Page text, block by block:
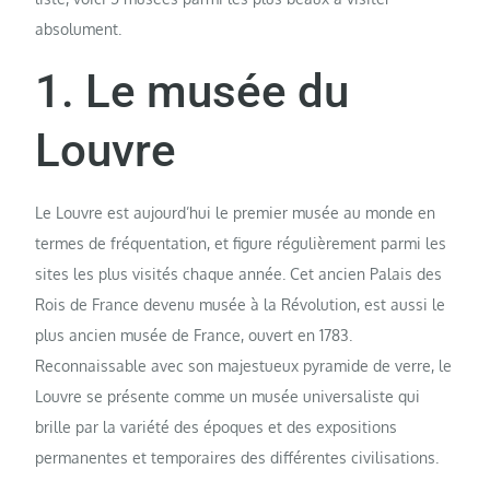
absolument.
1. Le musée du
Louvre
Le Louvre est aujourd’hui le premier musée au monde en
termes de fréquentation, et figure régulièrement parmi les
sites les plus visités chaque année. Cet ancien Palais des
Rois de France devenu musée à la Révolution, est aussi le
plus ancien musée de France, ouvert en 1783.
Reconnaissable avec son majestueux pyramide de verre, le
Louvre se présente comme un musée universaliste qui
brille par la variété des époques et des expositions
permanentes et temporaires des différentes civilisations.